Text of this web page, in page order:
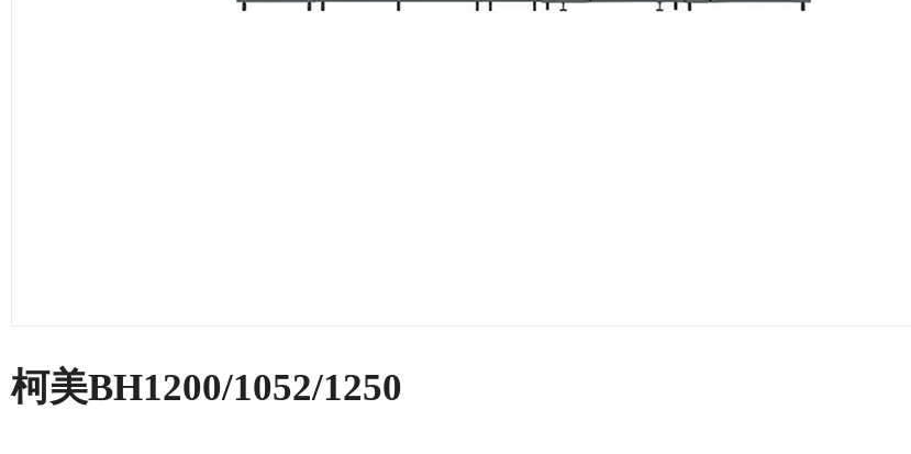
柯美BH1200/1052/1250